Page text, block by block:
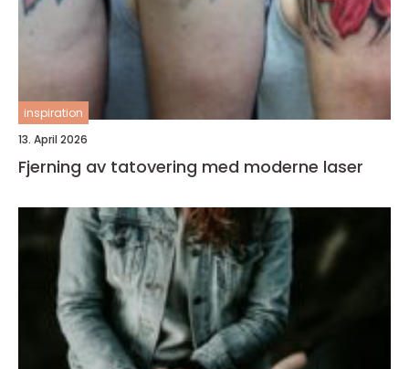
inspiration
13. April 2026
Fjerning av tatovering med moderne laser